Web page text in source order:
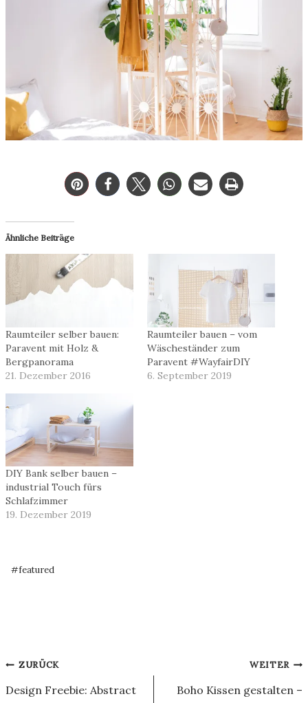
Ähnliche Beiträge
Raumteiler selber bauen:
Paravent mit Holz &
Bergpanorama
21. Dezember 2016
Raumteiler bauen – vom
Wäscheständer zum
Paravent #WayfairDIY
6. September 2019
DIY Bank selber bauen –
industrial Touch fürs
Schlafzimmer
19. Dezember 2019
Schlagworte:
#featured
Beitragsnavigation
ZURÜCK
Design Freebie: Abstract
WEITER
Boho Kissen gestalten –